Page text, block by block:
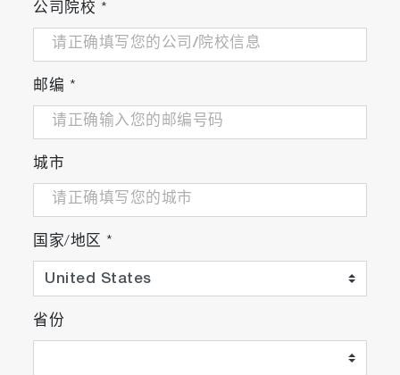
公司院校 *
邮编 *
城市
国家/地区 *
省份